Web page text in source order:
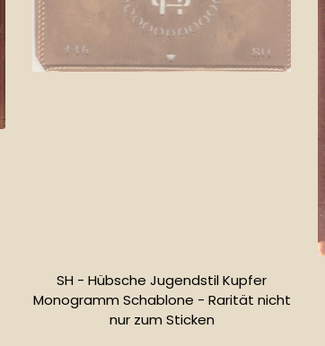
SH - Hübsche Jugendstil Kupfer
Monogramm Schablone - Rarität nicht
nur zum Sticken